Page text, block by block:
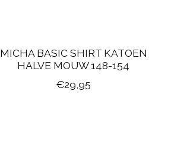
MICHA BASIC SHIRT KATOEN
HALVE MOUW 148-154
€29,95